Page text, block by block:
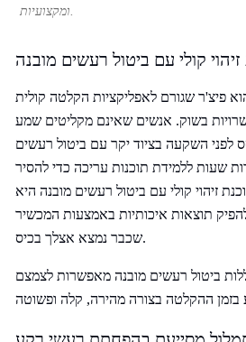
ומקצועיות.
קולי עם ביטול רעשים מובנה
פיצ'ר שגורם לאפליקציות הקלטה קולית
בשוק. אנשים שאינם מקליטים שמע
לפני השקעה בציוד יקר עם ביטול רעשים
שעות ללמידת תוכנות עריכה כדי להסיר
זיהוי קולי עם ביטול רעשים מובנה היא
תוצאות איכותיות באמצעות המכשיר
שכבר נמצא אצלך בכיס.
ביטול רעשים מובנה מאפשרות לצמצם